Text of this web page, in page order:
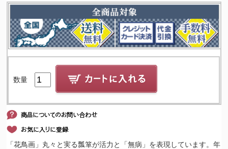
数量
「花鳥画」丸々と実る瓢箪が活力と「無病」を表現しています。年